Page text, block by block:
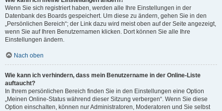
Wenn Sie sich registriert haben, werden alle Ihre Einstellungen in der
Datenbank des Boards gespeichert. Um diese zu ändern, gehen Sie in den
„Persönlichen Bereich“; der Link dazu wird meist oben auf der Seite angezeigt,
wenn Sie auf Ihren Benutzernamen klicken. Dort können Sie alle Ihre
Einstellungen ändern.
Nach oben
Wie kann ich verhindern, dass mein Benutzername in der Online-Liste
auftaucht?
In Ihrem persönlichen Bereich finden Sie in den Einstellungen eine Option
„Meinen Online-Status während dieser Sitzung verbergen“. Wenn Sie diese
Option einschalten, können nur Administratoren, Moderatoren und Sie selbst